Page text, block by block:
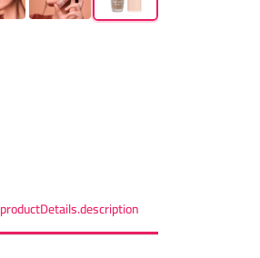
productDetails.description